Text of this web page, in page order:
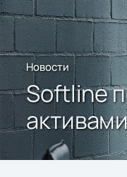
Новости
Softline